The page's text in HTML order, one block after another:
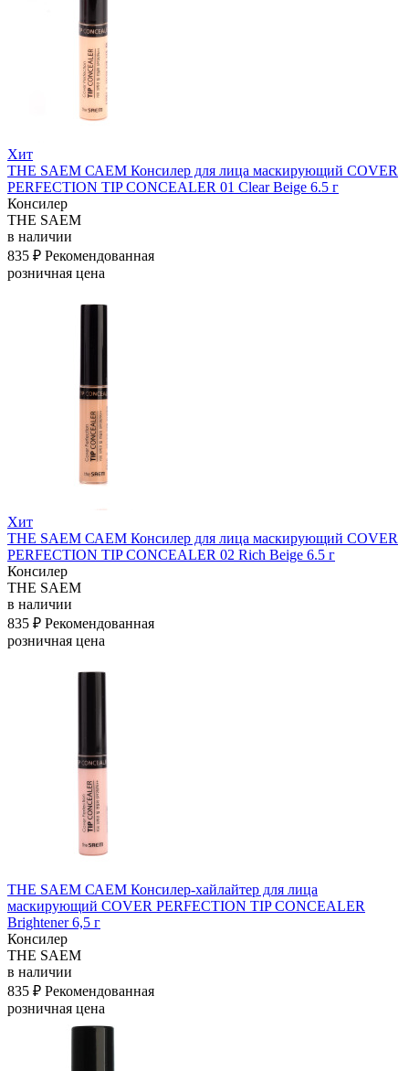
Хит
THE SAEM САЕМ Консилер для лица маскирующий COVER
PERFECTION TIP CONCEALER 01 Clear Beige 6.5 г
Консилер
THE SAEM
в наличии
835 ₽ Рекомендованная
розничная цена
Хит
THE SAEM САЕМ Консилер для лица маскирующий COVER
PERFECTION TIP CONCEALER 02 Rich Beige 6.5 г
Консилер
THE SAEM
в наличии
835 ₽ Рекомендованная
розничная цена
THE SAEM САЕМ Консилер-хайлайтер для лица
маскирующий COVER PERFECTION TIP CONCEALER
Brightener 6,5 г
Консилер
THE SAEM
в наличии
835 ₽ Рекомендованная
розничная цена